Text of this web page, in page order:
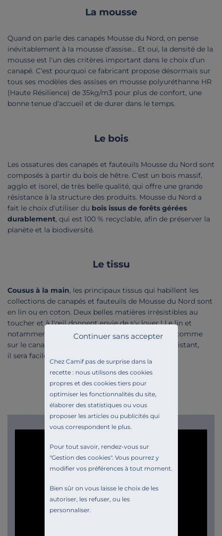
La mousse
Quand on parle des canapés Mousse du Nord, on pense
inévitablement à la mousse d’assise... Et oui, la densité de la
mousse est l’un des critères important dans le choix d’un
canapé. C’est pourquoi ce fabricant propose désormais sur
tous ses modèles des assises en mousse polyuréthanne HR
(Haute Résilience) de 35kg/m3 pour plus de confort, une
bonne tenue d’accueil et de durer dans le temps.
Le bois
Les ossatures des canapés et fauteuils Mousse du Nord sont
composés à partir du bois de hêtre. C’est un bois massif,
agglo et isorel, de très belle qualité, qui offre une grande
résistance à la structure des produits. Mousse du Nord a
fait le choix d’utiliser du bois issus de forêts gérées
durablement, qui est 100 % recyclable, afin de préserver la
planète et la biodiversité.
Le tissu
Cousus à la main, les principaux tissus qui habillent les
collections de canapés et fauteuils de Mousse du Nord sont
en lin ou en coton. Deux belles matières irrésistibles au
toucher et à l'œil donnent envie de s'y lover ! Le lin et
notamment le lin froissé offre un côté très déco comme
sur le canapé Moëze. Quant au coton, épais et résistant,
il sera facile à vivre au quotidien.
Chez Camif pas de surprise dans la
recette : nous utilisons des cookies
propres et des cookies tiers pour
optimiser les fonctionnalités du site,
élaborer des statistiques ou vous
proposer les articles ou publicités qui
vous correspondent le plus.
Pour tout savoir, rendez-vous sur
"Gestion des cookies". Vous pourrez y
modifier vos préférences à tout moment.
Bien sûr on vous laisse le choix de les
autoriser, les refuser, ou les
personnaliser.
Continuer sans accepter